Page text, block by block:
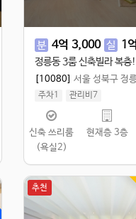
분 4억 3,000 실 1억
정릉동 3룸 신축빌라 복층!
[10080] 서울 성북구 정
주차1
관리비7
실 100㎡
공 120㎡
신축 쓰리룸
(욕실2)
현재층 3층
추천